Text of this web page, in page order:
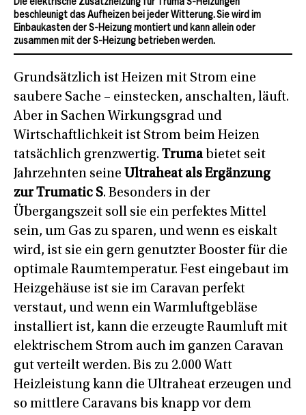
Die elektrische Zusatzheizung für Truma S-Heizungen
beschleunigt das Aufheizen bei jeder Witterung. Sie wird im
Einbaukasten der S-Heizung montiert und kann allein oder
zusammen mit der S-Heizung betrieben werden.
Grundsätzlich ist Heizen mit Strom eine
saubere Sache – einstecken, anschalten, läuft.
Aber in Sachen Wirkungsgrad und
Wirtschaftlichkeit ist Strom beim Heizen
tatsächlich grenzwertig. Trumabietet seit
Jahrzehnten seine Ultraheat als Ergänzung
zur Trumatic S. Besonders in der
Übergangszeit soll sie ein perfektes Mittel
sein, um Gas zu sparen, und wenn es eiskalt
wird, ist sie ein gern genutzter Booster für die
optimale Raumtemperatur. Fest eingebaut im
Heizgehäuse ist sie im Caravan perfekt
verstaut, und wenn ein Warmluftgebläse
installiert ist, kann die erzeugte Raumluft mit
elektrischem Strom auch im ganzen Caravan
gut verteilt werden. Bis zu 2.000 Watt
Heizleistung kann die Ultraheat erzeugen und
so mittlere Caravans bis knapp vor dem